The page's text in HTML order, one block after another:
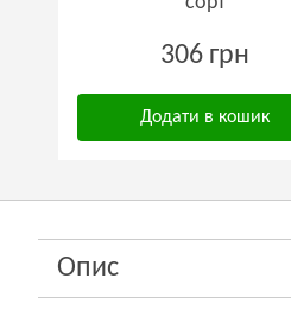
306 грн
Додати в кошик
Опис